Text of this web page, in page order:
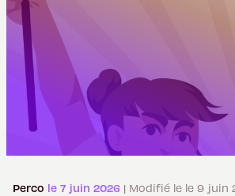
Perco le 7 juin 2026 | Modifié le le 9 juin